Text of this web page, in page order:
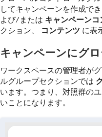
してキャンペーンを作成で
よび/または キャンペーン
クション、 コンテンツ に表
キャンペーンにグ
ワークスペースの管理者が
ルグループセクションでは
います。つまり、対照群の
いことになります。